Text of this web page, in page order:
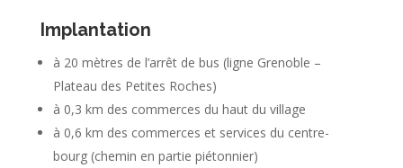
Implantation
à 20 mètres de l’arrêt de bus (ligne Grenoble –
Plateau des Petites Roches)
à 0,3 km des commerces du haut du village
à 0,6 km des commerces et services du centre-
bourg (chemin en partie piétonnier)